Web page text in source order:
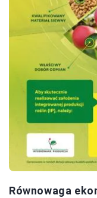
Równowaga